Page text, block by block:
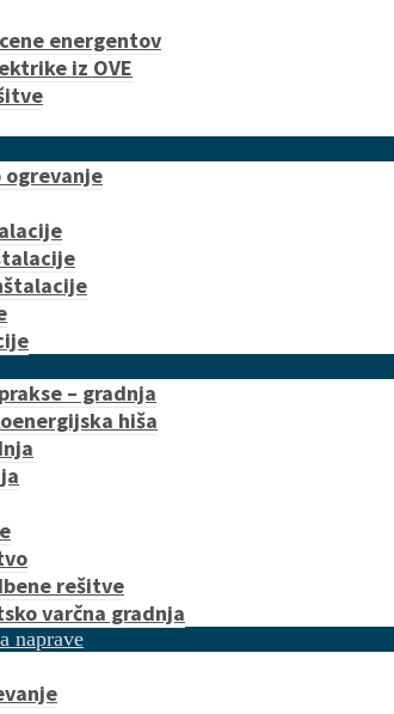
energentov
iz OVE
ogrevanje
– gradnja
hiša
rešitve
varčna gradnja
naprave